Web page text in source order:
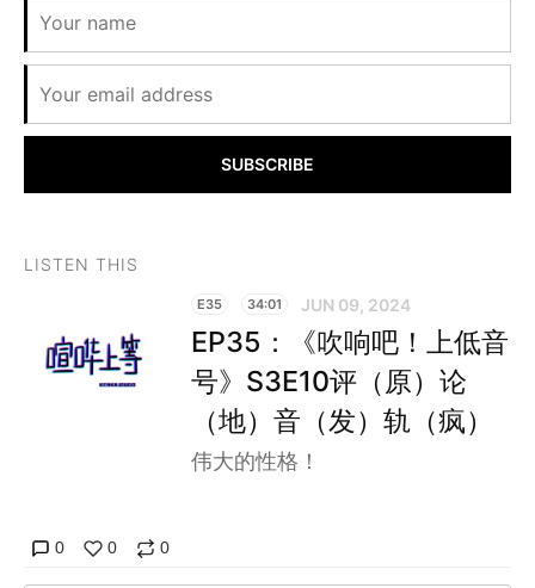
SUBSCRIBE
LISTEN THIS
E35 34:01 JUN 09, 2024
EP35：《吹响吧！上低音
号》S3E10评（原）论
（地）音（发）轨（疯）
伟大的性格！